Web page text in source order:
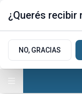
¿Querés
NO, GRACIAS